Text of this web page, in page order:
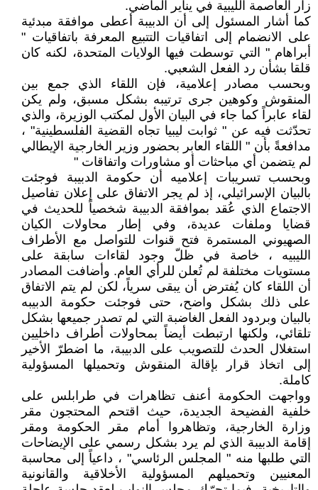
زار العاصمة الليبية في يناير الماضي.
كما أشار المسئول إلى أن الدبيبة أعطى موافقة مبدئية
على الانضمام إلى اتفاقيات التتبيع المعرفة باتفاقيات "
أبراهام " التي توسطت فيها الولايات المتحدة، لكنه كان
قلقا بشأن رد الفعل الشعبي.
وبحسب مصادر إعلامية، فإن اللقاء الذي جمع بين
المنقوش وكوهين جرى ترتيبه بشكل مسبق، ولم يكن
لقاء عابراً كما جاء في البيان الأول لمكتب الوزيرة، والذي
تحدّثت فيه عن " ثوابت ليبيا تجاه القضية الفلسطينية" ،
مدافعةً بأن " اللقاء العابر بحضور وزير الخارجية الإيطالي
لم يتضمن أي مباحثات أو مشاورات واتفاقات "
وبحسب تسريبات إعلاميه أن حكومة الدبيبة فوجئت
بالبيان الإسرائيلي، إذ لم يجر الاتفاق على إعلان تفاصيل
الاجتماع الذي عُقد بموافقة الدبيبة شخصياً للحديث في
قضايا وملفات عديدة، وفي إطار محاولات الكيان
الصهيوني المستمرة فتح قنوات للتواصل مع الأطراف
الليبيه ، خاصة في ظلّ وجود لقاءات سابقة على
مستويات مختلفة لم تُعلن للرأي العام. وأضافت المصادر
أن اللقاء كان يُفترض أن يبقى سرياً، لكن لم يتم الاتفاق
على ذلك بشكل واضح، حتى فوجئت حكومة الدبيبه
بالبيان وبردود الفعل الغاضبة التي لم تصدر جميعها بشكل
تلقائي، ولكنها ارتبطت أيضاً بمحاولات أطراف داخليين
استغلال الحدث للتصويب على الدبيبة، ما اضطرّ الأخير
إلى اتخاذ قرار بإقالة المنقوش وتحميلها المسؤولية
كاملة.
وواجهت الحكومة أعنف تظاهرات في طرابلس على
خلفية الفضيحة الجديدة، حيث اقتحم المحتجون مقر
وزارة الخارجية، وتظاهروا أمام مقر الحكومة ومقر
إقامة الدبيبة الذي لم يرد بشكل رسمي على الإيضاحات
التي طلبها منه " المجلس الرئاسي" ، داعياً إلى محاسبة
المعنيين وتحميلهم المسؤولية الأخلاقية والقانونية